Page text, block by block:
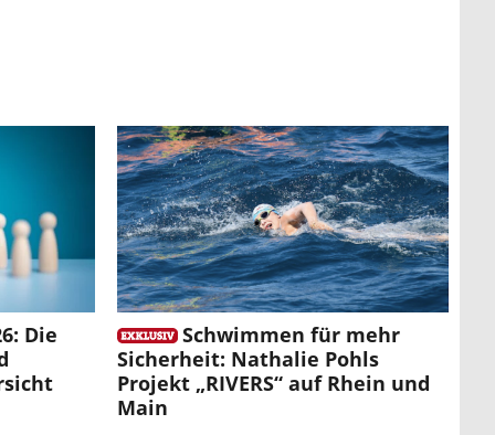
Die
Schwimmen für mehr
Sicherheit: Nathalie Pohls
Projekt „RIVERS“ auf Rhein und
Main